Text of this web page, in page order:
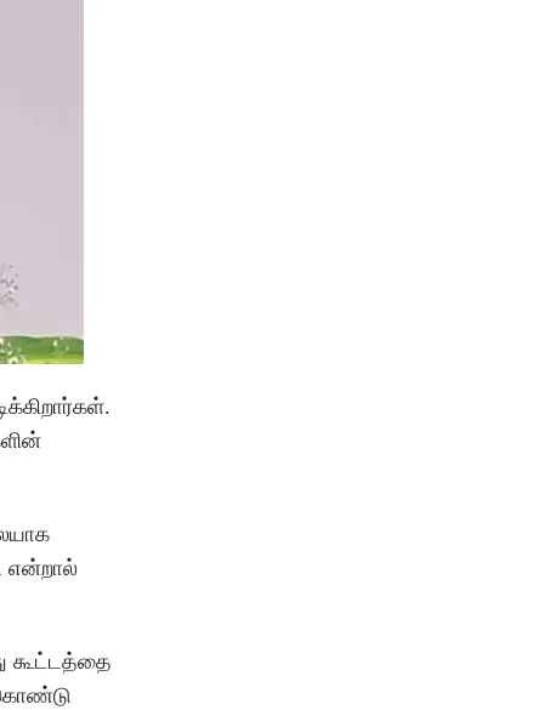
என்றால்
கூட்டத்தை